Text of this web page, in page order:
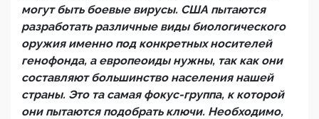
могут быть боевые вирусы. США пытаются
разработать различные виды биологического
оружия именно под конкретных носителей
генофонда, а европеоиды нужны, так как они
составляют большинство населения нашей
страны. Это та самая фокус-группа, к которой
они пытаются подобрать ключи. Необходимо,